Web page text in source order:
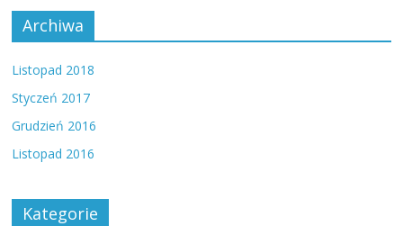
Archiwa
Listopad 2018
Styczeń 2017
Grudzień 2016
Listopad 2016
Kategorie